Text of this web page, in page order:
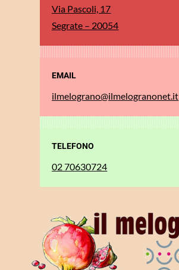
Via Pascoli, 17
Segrate – 20054
EMAIL
ilmelograno@ilmelogranonet.it
TELEFONO
02 70630724